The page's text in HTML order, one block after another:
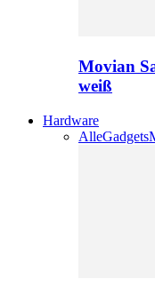
Movian
weiß
Hardware
AlleGadgets